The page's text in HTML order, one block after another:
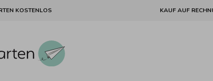
KOSTENLOS KAUF AUF